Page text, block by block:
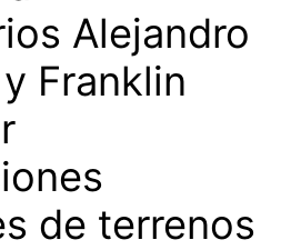
Alejandro
Franklin
de terrenos